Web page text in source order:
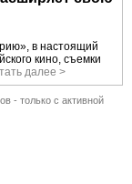
в настоящий
кино, съемки
далее >
- только с активной